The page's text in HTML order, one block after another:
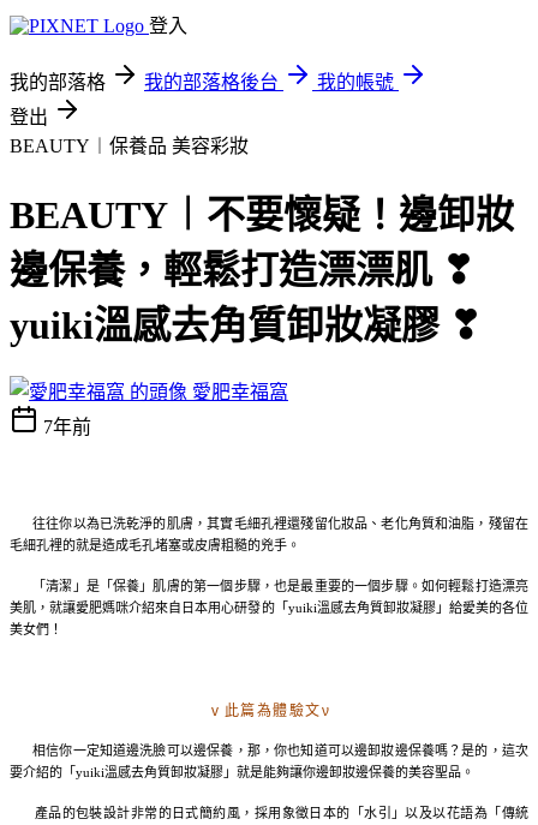
登入
我的部落格 我的部落格後台
我的帳號
登出
BEAUTY︱保養品 美容彩妝
BEAUTY︱不要懷疑！邊卸妝
邊保養，輕鬆打造漂漂肌 ❣
yuiki溫感去角質卸妝凝膠 ❣
愛肥幸福窩
7年前
往往你以為已洗乾淨的肌膚，其實毛細孔裡還殘留化妝品、老化角質和油脂，殘留在
毛細孔裡的就是造成毛孔堵塞或皮膚粗糙的兇手。
「清潔」是「保養」肌膚的第一個步驟，也是最重要的一個步驟。 如何輕鬆打造漂亮
美肌，就讓愛肥媽咪介紹來自日本用心研發的「yuiki溫感去角質卸妝凝膠」給愛美的各位
美女們！
ⅴ此篇為體驗文ν
相信你一定知道邊洗臉可以邊保養，那，你也知道可以邊卸妝邊保養嗎？是的，這次
要介紹的「yuiki溫感去角質卸妝凝膠」就是能夠讓你邊卸妝邊保養的美容聖品。
產品的包裝設計非常的日式簡約風，採用象徵日本的「水引」以及以花語為「傳統